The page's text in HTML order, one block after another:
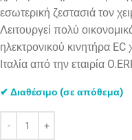
εσωτερική ζεστασιά τον
Λειτουργεί πολύ
ηλεκτρονικού κινητήρα
Ιταλία από την εταιρία
✔ Διαθέσιμο (σε απόθεμα)